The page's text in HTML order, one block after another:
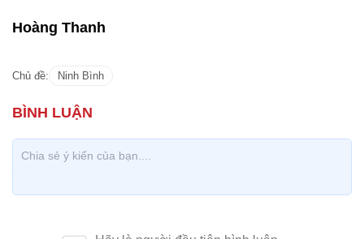
Hoàng Thanh
Chủ đề: Ninh Bình